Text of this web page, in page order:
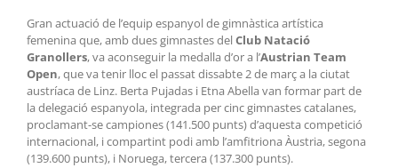
Gran actuació de l’equip espanyol de gimnàstica artística
femenina que, amb dues gimnastes delClub Natació
Granollers, va aconseguir la medalla d’or a l’Austrian Team
Open, que va tenir lloc el passat dissabte 2 de març a la ciutat
austríaca de Linz. Berta Pujadas i Etna Abella van formar part de
la delegació espanyola, integrada per cinc gimnastes catalanes,
proclamant-se campiones (141.500 punts) d’aquesta competició
internacional, i compartint podi amb l’amfitriona Àustria, segona
(139.600 punts), i Noruega, tercera (137.300 punts).